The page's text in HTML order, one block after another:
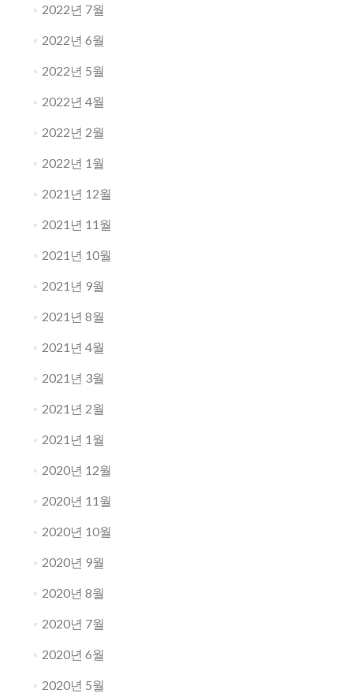
2022년 7월
2022년 6월
2022년 5월
2022년 4월
2022년 2월
2022년 1월
2021년 12월
2021년 11월
2021년 10월
2021년 9월
2021년 8월
2021년 4월
2021년 3월
2021년 2월
2021년 1월
2020년 12월
2020년 11월
2020년 10월
2020년 9월
2020년 8월
2020년 7월
2020년 6월
2020년 5월